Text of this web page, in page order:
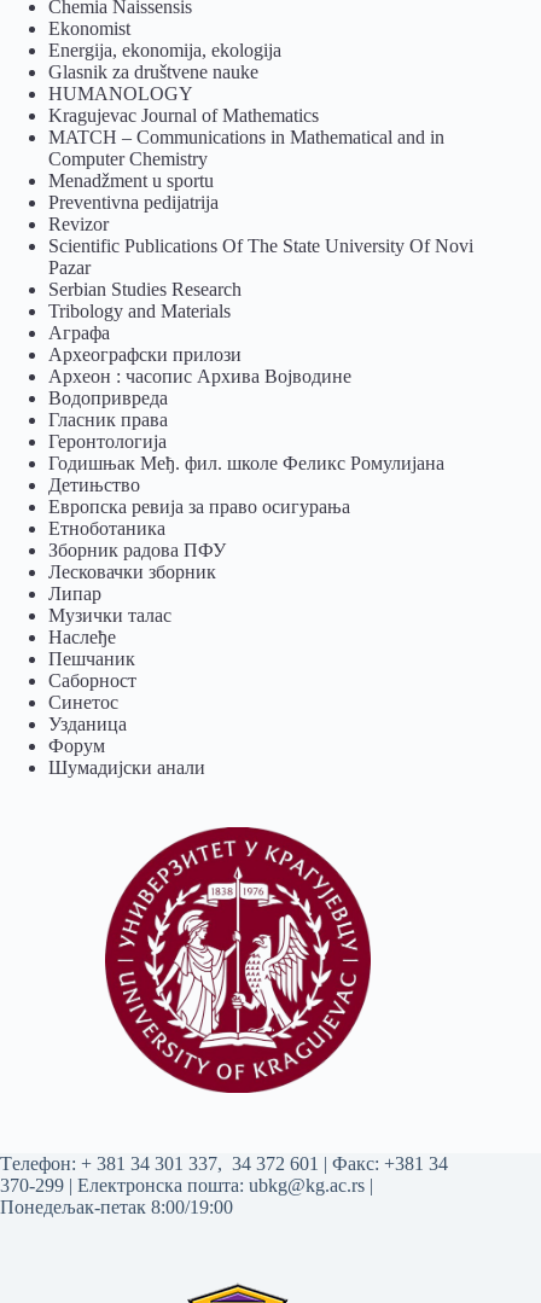
Chemia Naissensis
Ekonomist
Energija, ekonomija, ekologija
Glasnik za društvene nauke
HUMANOLOGY
Kragujevac Journal of Mathematics
MATCH – Communications in Mathematical and in
Computer Chemistry
Menadžment u sportu
Preventivna pedijatrija
Revizor
Scientific Publications Of The State University Of Novi
Pazar
Serbian Studies Research
Tribology and Materials
Аграфа
Археографски прилози
Археон : часопис Архива Војводине
Водопривреда
Гласник права
Геронтологија
Годишњак Међ. фил. школе Феликс Ромулијана
Детињство
Европска ревија за право осигурања
Eтноботаника
Зборник радова ПФУ
Лесковачки зборник
Липар
Музички талас
Наслеђе
Пешчаник
Саборност
Синетос
Узданица
Форум
Шумадијски анали
Tелефон: + 381 34 301 337, 34 372 601 | Факс: +381 34
370-299 | Електронска пошта: ubkg@kg.ac.rs |
Понедељак-петак 8:00/19:00